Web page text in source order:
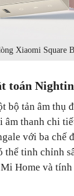
Xiaomi Square
toán
tản âm thụ
thanh chi
với ba chế
tinh chỉnh
Home và